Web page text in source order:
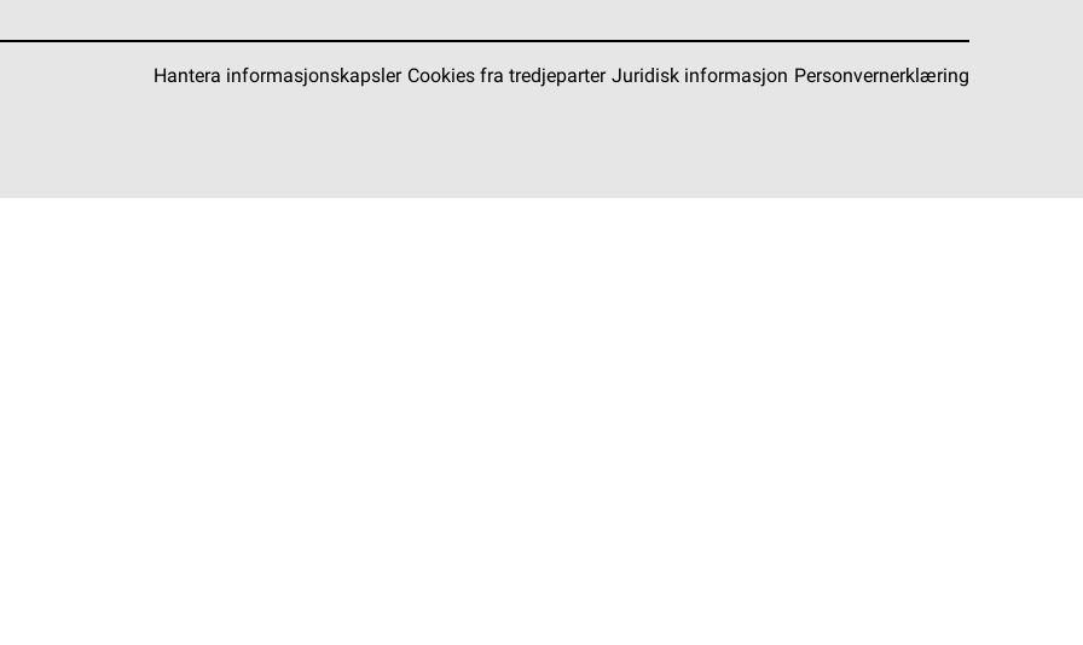
Hantera informasjonskapsler Cookies fra tredjeparter Juridisk informasjon Personvernerklæring